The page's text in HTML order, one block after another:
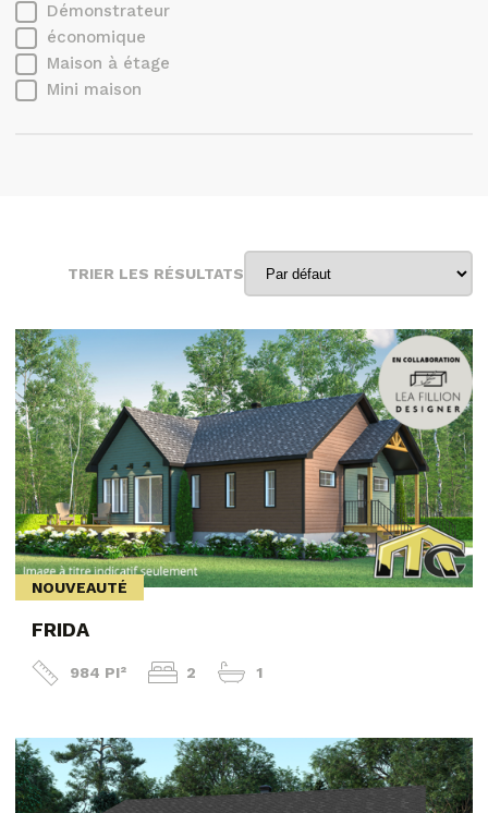
Démonstrateur
économique
Maison à étage
Mini maison
TRIER LES RÉSULTATS
NOUVEAUTÉ
FRIDA
984 PI² 2 1